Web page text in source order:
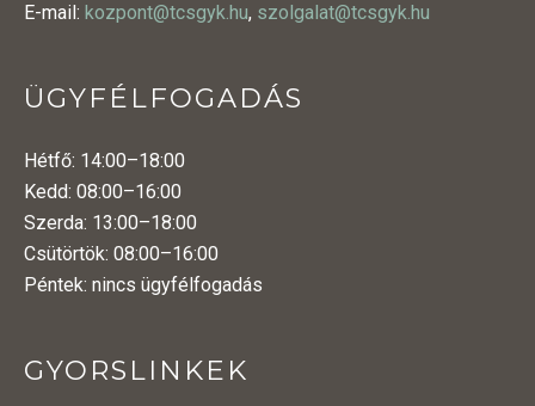
E-mail: kozpont@tcsgyk.hu, szolgalat@tcsgyk.hu
ÜGYFÉLFOGADÁS
Hétfő: 14:00–18:00
Kedd: 08:00–16:00
Szerda: 13:00–18:00
Csütörtök: 08:00–16:00
Péntek: nincs ügyfélfogadás
GYORSLINKEK